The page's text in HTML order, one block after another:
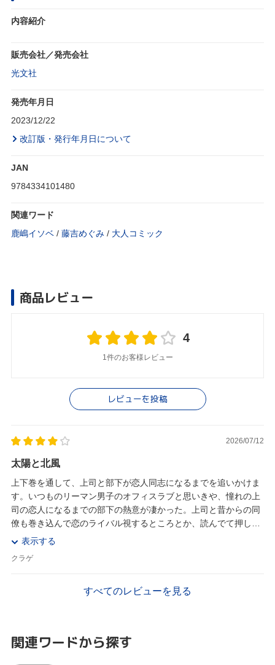
内容紹介
販売会社／発売会社
光文社
発売年月日
2023/12/22
改訂版・発行年月日について
JAN
9784334101480
関連ワード
鹿嶋イソベ / 藤吉めぐみ / 大人コミック
商品レビュー
4
1件のお客様レビュー
レビューを投稿
2026/07/12
太陽と北風
上下巻を通して、上司と部下が恋人同志になるまでを追いかけま
す。いつものリーマン男子のオフィスラブと思いきや、憧れの上
司の恋人になるまでの部下の熱意が凄かった。上司と昔からの同
僚も巻き込んで恋のライバル視するところとか、読んでて押しの
強い部下の彼を応援したくなってました。主要人物と...
表示する
クラゲ
すべてのレビューを見る
関連ワードから探す